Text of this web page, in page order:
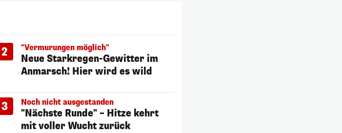
2 "Vermurungen möglich"
Neue Starkregen-Gewitter im
Anmarsch! Hier wird es wild
3 Noch nicht ausgestanden
"Nächste Runde" – Hitze kehrt
mit voller Wucht zurück